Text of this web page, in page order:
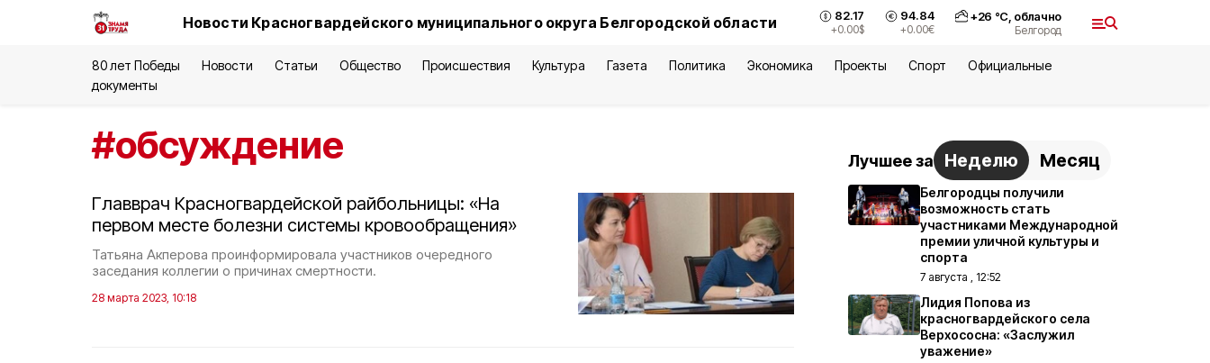
Новости Красногвардейского муниципального округа Белгородской области 82.17
+0.00$
94.84
+0.00€
+26 °С, облачно
Белгород
80 лет Победы Новости Статьи Общество Происшествия Культура Газета Политика Экономика Проекты Спорт
Официальные
документы
#обсуждение
Главврач Красногвардейской райбольницы: «На
первом месте болезни системы кровообращения»
Татьяна Акперова проинформировала участников очередного
заседания коллегии о причинах смертности.
28 марта 2023, 10:18
Лучшее за Неделю Месяц
Белгородцы получили
возможность стать
участниками Международной
премии уличной культуры и
спорта
7 августа , 12:52
Лидия Попова из
красногвардейского села
Верхососна: «Заслужил
уважение»